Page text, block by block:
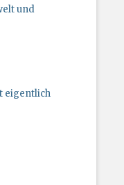
und
eigentlich